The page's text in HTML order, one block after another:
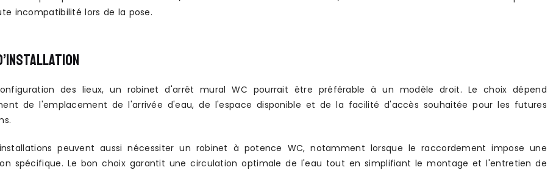
incompatibilité lors de la pose.
des lieux, un robinet d'arrêt mural WC pourrait être préférable à un modèle droit. Le choix dépend
de l'emplacement de l'arrivée d'eau, de l'espace disponible et de la facilité d'accès souhaitée pour les futures
peuvent aussi nécessiter un robinet à potence WC, notamment lorsque le raccordement impose une
spécifique. Le bon choix garantit une circulation optimale de l'eau tout en simplifiant le montage et l'entretien de